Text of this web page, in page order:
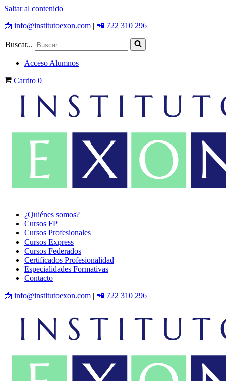
Saltar al contenido
📩 info@institutoexon.com | 📲 722 310 296
Buscar...
Acceso Alumnos
Carrito 0
¿Quiénes somos?
Cursos FP
Cursos Profesionales
Cursos Express
Cursos Federados
Certificados Profesionalidad
Especialidades Formativas
Contacto
📩 info@institutoexon.com | 📲 722 310 296